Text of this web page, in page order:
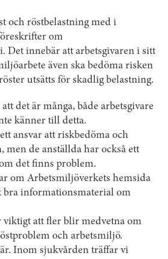
och röstbelastning med i
om
Det innebär att arbetsgivaren i sitt
även ska bedöma risken
utsätts för skadlig belastning.
det är många, både arbetsgivare
känner till detta.
ansvar att riskbedöma och
men de anställda har också ett
det finns problem.
om Arbetsmiljöverkets hemsida
bra informationsmaterial om
viktigt att fler blir medvetna om
och arbetsmiljö.
Inom sjukvården träffar vi